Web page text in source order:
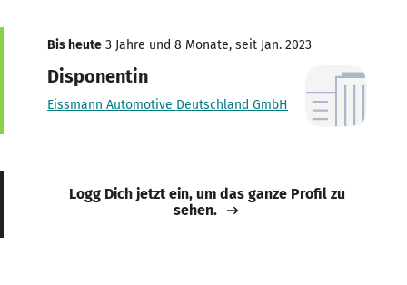
Bis heute 3 Jahre und 8 Monate, seit Jan. 2023
Disponentin
Eissmann Automotive Deutschland GmbH
Logg Dich jetzt ein, um das ganze Profil zu
sehen.